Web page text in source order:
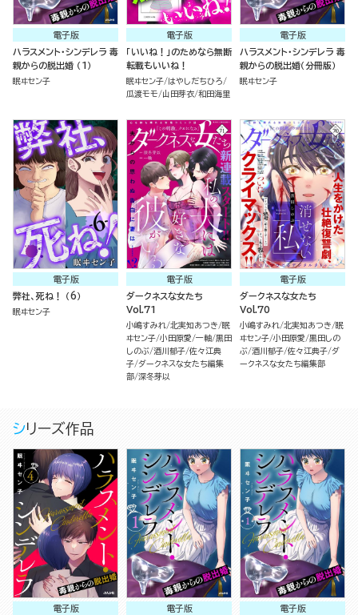
電子版
ハラスメント・シンデレラ 毒
親からの脱出婚 （1）
眠ヰセン子
電子版
「いいね！」のためなら無断
転載もいいね！
眠ヰセン子 はやしだちひろ
瓜渡モモ
山田芽衣 和田海里
電子版
ハラスメント・シンデレラ 毒
親からの脱出婚（分冊版）
眠ヰセン子
電子版
弊社、死ね！ （6）
眠ヰセン子
電子版
ダークネスな女たち
Vol.71
小嶋すみれ 北実知あつき
眠
ヰセン子 小田原愛 一軸 黒田
しのぶ 酒川郁子 佐々江典
子 ダークネスな女たち編集
部 深冬芽以
電子版
ダークネスな女たち
Vol.70
小嶋すみれ 北実知あつき
眠
ヰセン子 小田原愛 黒田しの
ぶ 酒川郁子 佐々江典子 ダ
ークネスな女たち編集部
シリーズ作品
電子版
電子版
電子版